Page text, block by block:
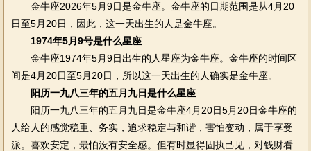
金牛座2026年5月9日是金牛座。金牛座的日期范围是从4月20
日至5月20日，因此，这一天出生的人是金牛座。
1974年5月9号是什么星座
金牛座1974年5月9日出生的人星座为金牛座。金牛座的时间区
间是4月20日至5月20日，所以这一天出生的人确实是金牛座。
阳历一九八三年的五月九日是什么星座
阳历一九八三年的五月九日是金牛座4月20日5月20日金牛座的
人给人的感觉稳重、务实，追求稳定与和谐，害怕变动，属于享受
派。喜欢安定，最怕没有安全感。但有时显得固执己见，对钱财看